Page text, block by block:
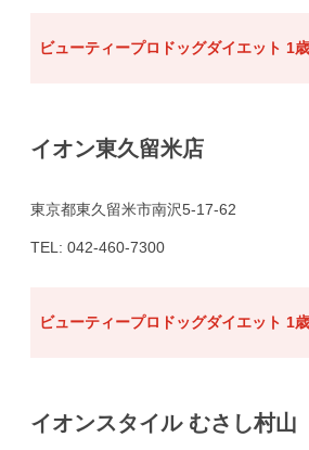
ビューティープロドッグダイエット 1
イオン東久留米店
東京都東久留米市南沢5-17-62
TEL: 042-460-7300
ビューティープロドッグダイエット 1
イオンスタイル むさし村山